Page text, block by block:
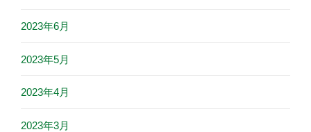
2023年6月
2023年5月
2023年4月
2023年3月